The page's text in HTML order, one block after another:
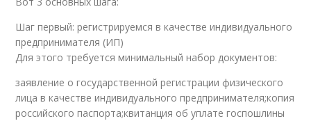
Шаг первый: регистрируемся в качестве индивидуального
предпринимателя (ИП)
Для этого требуется минимальный набор документов:
заявление о государственной регистрации физического
лица в качестве индивидуального предпринимателя;копия
российского паспорта;квитанция об уплате госпошлины